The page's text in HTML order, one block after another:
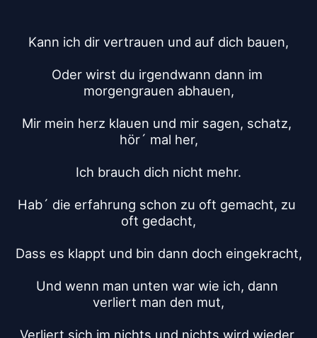
Kann ich dir vertrauen und auf dich bauen,
Oder wirst du irgendwann dann im
morgengrauen abhauen,
Mir mein herz klauen und mir sagen, schatz,
hör´ mal her,
Ich brauch dich nicht mehr.
Hab´ die erfahrung schon zu oft gemacht, zu
oft gedacht,
Dass es klappt und bin dann doch eingekracht,
Und wenn man unten war wie ich, dann
verliert man den mut,
Verliert sich im nichts und nichts wird wieder